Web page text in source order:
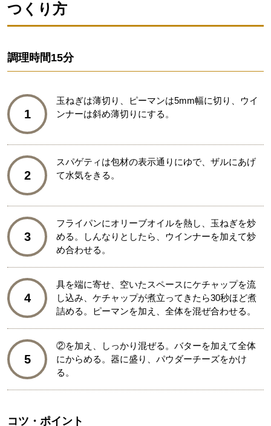
つくり方
調理時間15分
1
玉ねぎは薄切り、ピーマンは5mm幅に切り、ウイ
ンナーは斜め薄切りにする。
2
スパゲティは包材の表示通りにゆで、ザルにあげ
て水気をきる。
3
フライパンにオリーブオイルを熱し、玉ねぎを炒
める。しんなりとしたら、ウインナーを加えて炒
め合わせる。
4
具を端に寄せ、空いたスペースにケチャップを流
し込み、ケチャップが煮立ってきたら30秒ほど煮
詰める。ピーマンを加え、全体を混ぜ合わせる。
5
②を加え、しっかり混ぜる。バターを加えて全体
にからめる。器に盛り、パウダーチーズをかけ
る。
コツ・ポイント